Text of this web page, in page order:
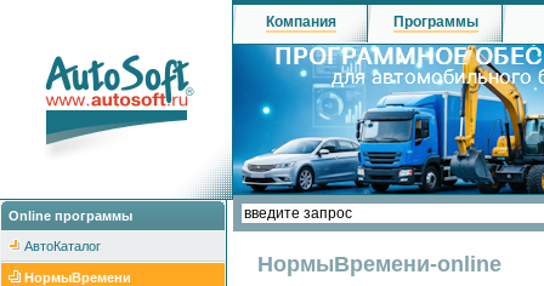
Online программы
АвтоКаталог
НормыВремени
Компания Программы
НормыВремени-online